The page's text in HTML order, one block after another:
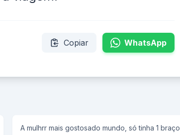
Copiar WhatsApp
A mulhrr mais gostosado mundo, só tinha 1 braço,